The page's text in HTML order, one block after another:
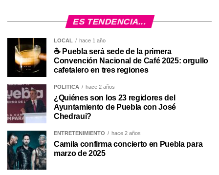
ES TENDENCIA...
LOCAL hace 1 año
☕ Puebla será sede de la primera
Convención Nacional de Café 2025: orgullo
cafetalero en tres regiones
POLÍTICA hace 2 años
¿Quiénes son los 23 regidores del
Ayuntamiento de Puebla con José
Chedraui?
ENTRETENIMIENTO hace 2 años
Camila confirma concierto en Puebla para
marzo de 2025